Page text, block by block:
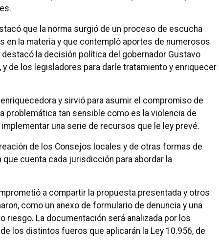
que la norma surgió de un proceso de escucha
en la materia y que contempló aportes de numerosos
la decisión política del gobernador Gustavo
y de los legisladores para darle tratamiento y enriquecer
y sirvió para asumir el compromiso de
problemática tan sensible como es la violencia de
una serie de recursos que le ley prevé.
de los Consejos locales y de otras formas de
cuenta cada jurisdicción para abordar la
a compartir la propuesta presentada y otros
como un anexo de formulario de denuncia y una
riesgo. La documentación será analizada por los
los distintos fueros que aplicarán la Ley 10.956, de